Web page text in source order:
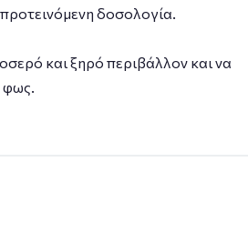
δοσολογία.
και ξηρό περιβάλλον και να
φως.